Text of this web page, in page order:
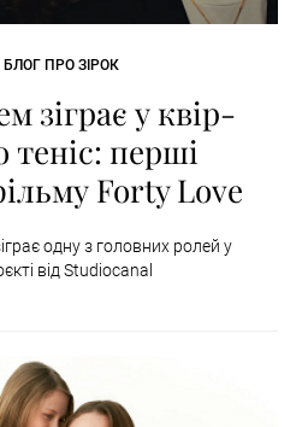
ПРО ЗІРОК
зіграє у квір-
теніс: перші
Forty Love
одну з головних ролей у
від Studiocanal